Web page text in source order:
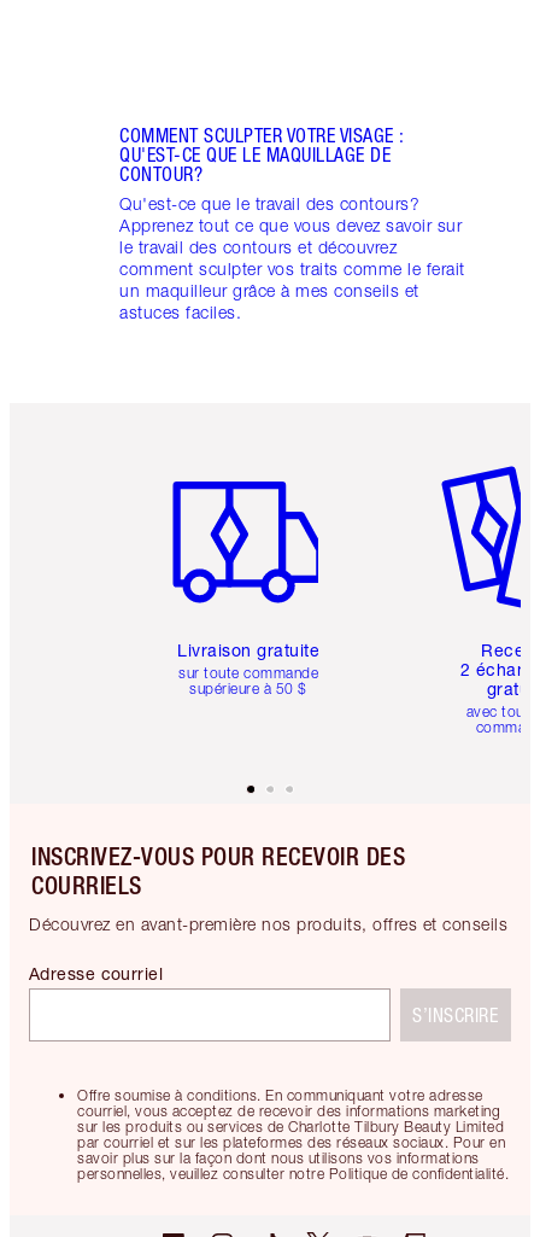
COMMENT SCULPTER VOTRE VISAGE :
QU'EST-CE QUE LE MAQUILLAGE DE
CONTOUR?
Qu'est-ce que le travail des contours?
Apprenez tout ce que vous devez savoir sur
le travail des contours et découvrez
comment sculpter vos traits comme le ferait
un maquilleur grâce à mes conseils et
astuces faciles.
Livraison gratuite
sur toute commande
supérieure à 50 $
2
avec
INSCRIVEZ-VOUS POUR RECEVOIR DES
COURRIELS
Découvrez en avant-première nos produits, offres et conseils
Offre soumise à conditions. En communiquant votre adresse
courriel, vous acceptez de recevoir des informations marketing
sur les produits ou services de Charlotte Tilbury Beauty Limited
par courriel et sur les plateformes des réseaux sociaux. Pour en
savoir plus sur la façon dont nous utilisons vos informations
personnelles, veuillez consulter notre Politique de confidentialité.
Adresse courriel
S’INSCRIRE